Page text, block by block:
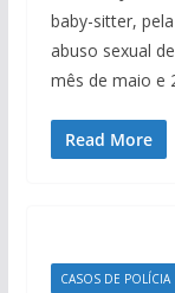
baby-sitter,
abuso sexual
mês de maio e
Read More
CASOS DE POLÍCIA